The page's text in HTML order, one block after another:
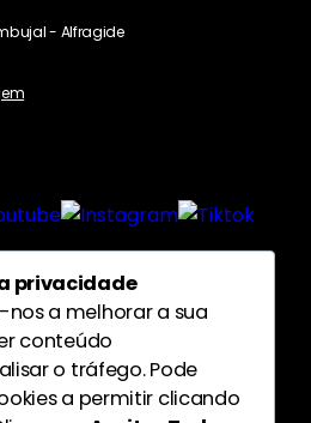
- Alfragide
privacidade
a melhorar a sua
conteúdo
o tráfego. Pode
a permitir clicando